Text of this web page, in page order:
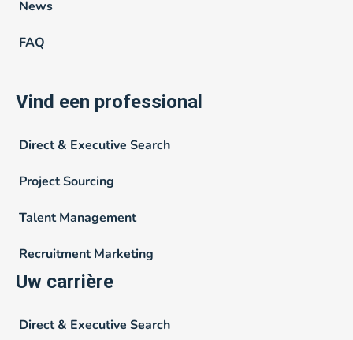
News
FAQ
Vind een professional
Direct & Executive Search
Project Sourcing
Talent Management
Recruitment Marketing
Uw carrière
Direct & Executive Search